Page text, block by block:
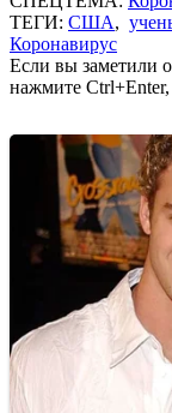
ТЕГИ: США,
Коронавирус
Если вы заметили
нажмите